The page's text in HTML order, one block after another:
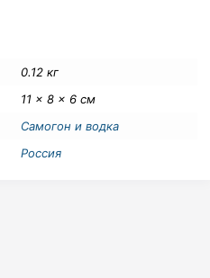
0.12 кг
11 × 8 × 6 см
Самогон и водка
Россия